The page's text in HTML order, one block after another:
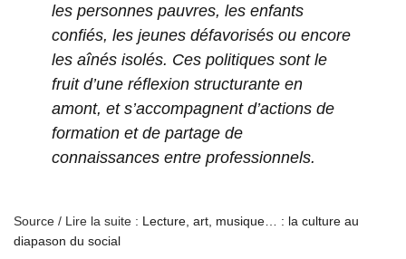
les personnes pauvres, les enfants
confiés, les jeunes défavorisés ou encore
les aînés isolés. Ces politiques sont le
fruit d’une réflexion structurante en
amont, et s’accompagnent d’actions de
formation et de partage de
connaissances entre professionnels.
Source / Lire la suite : Lecture, art, musique… : la culture au
diapason du social